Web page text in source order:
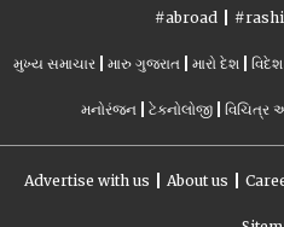
#abroad
મુખ્ય સમાચાર મારુ ગુજરાત મારો દેશ વિદેશ
મનોરંજન ટેકનોલોજી વિચિત્ર
Advertise with us About us